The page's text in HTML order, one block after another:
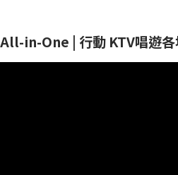
in-One | 行動 KTV唱遊各